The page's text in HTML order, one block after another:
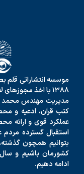
موسسه انتشاراتی قلم
۱۳۸۸ با اخذ
مدیریت مهندس محمد
کتب قرآن، ادعیه و
عملکرد قوی و ارائه
استقبال گسترده
بتوانیم همچون
کشورمان باشیم و
ادامه دهیم.